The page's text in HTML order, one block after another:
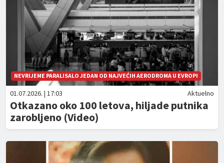
NEVRIJEME PARALISALO JEDAN OD NAJVEĆIH AERODROMA U EVROPI
01.07.2026. | 17:03 Aktuelno
Otkazano oko 100 letova, hiljade putnika
zarobljeno (Video)